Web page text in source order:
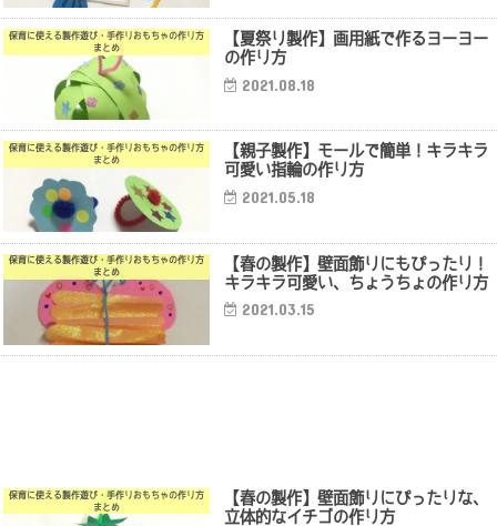
保育に使える製作遊び・手作りおもちゃの作り方
まとめ
【夏祭り製作】画用紙で作るヨーヨー
の作り方
2021.08.18
保育に使える製作遊び・手作りおもちゃの作り方
まとめ
【親子製作】モールで簡単！キラキラ
可愛い指輪の作り方
2021.05.18
保育に使える製作遊び・手作りおもちゃの作り方
まとめ
【春の製作】壁面飾りにもぴったり！
キラキラ可愛い、ちょうちょの作り方
2021.03.15
保育に使える製作遊び・手作りおもちゃの作り方
まとめ
【春の製作】壁面飾りにぴったりな、
立体的なイチゴの作り方